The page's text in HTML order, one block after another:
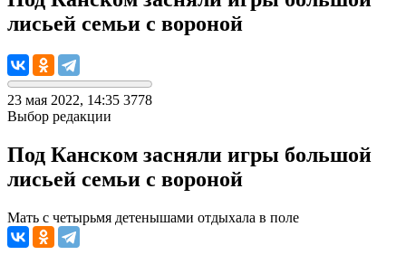
лисьей семьи с вороной
23 мая 2022, 14:35 3778
Выбор редакции
Под Канском засняли игры большой
лисьей семьи с вороной
Мать с четырьмя детенышами отдыхала в поле